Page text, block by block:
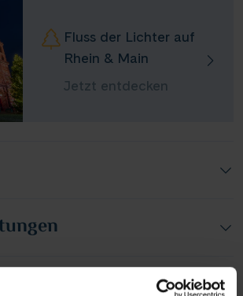
Fluss der Lichter auf
Rhein & Main
Jetzt entdecken